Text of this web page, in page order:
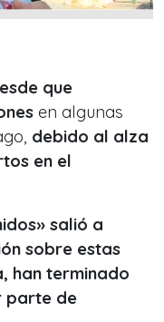
que
en algunas
debido al alza
en el
salió a
sobre estas
han terminado
parte de